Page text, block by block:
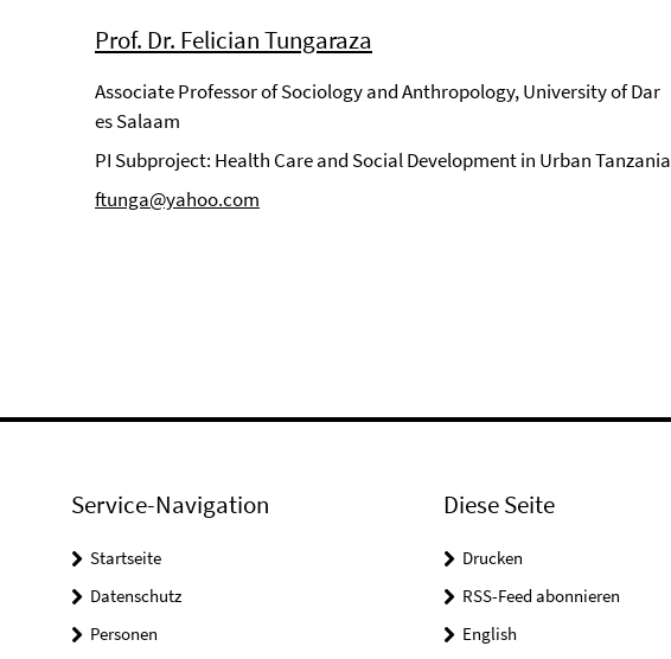
Prof. Dr. Felician Tungaraza
Associate Professor of Sociology and Anthropology, University of Dar
es Salaam
PI Subproject: Health Care and Social Development in Urban Tanzania
ftunga@yahoo.com
Service-Navigation
Startseite
Datenschutz
Personen
Diese Seite
Drucken
RSS-Feed abonnieren
English